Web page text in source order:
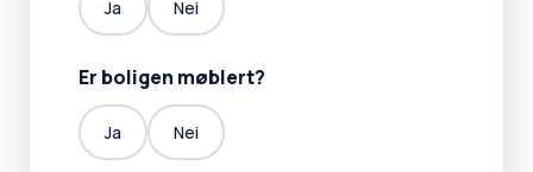
Ja Nei
Er boligen møblert?
Ja Nei